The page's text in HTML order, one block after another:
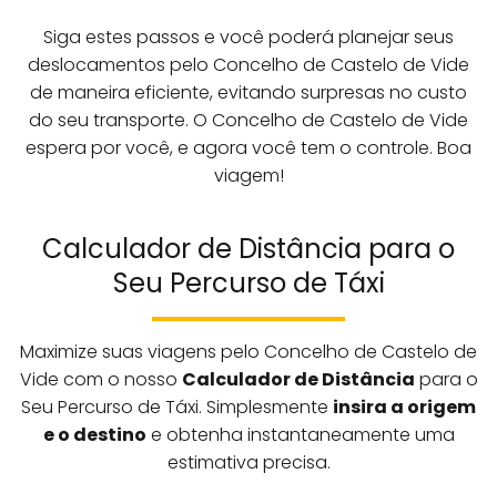
Siga estes passos e você poderá planejar seus
deslocamentos pelo Concelho de Castelo de Vide
de maneira eficiente, evitando surpresas no custo
do seu transporte. O Concelho de Castelo de Vide
espera por você, e agora você tem o controle. Boa
viagem!
Calculador de Distância para o
Seu Percurso de Táxi
Maximize suas viagens pelo Concelho de Castelo de
Vide com o nosso Calculador de Distância para o
Seu Percurso de Táxi. Simplesmente insira a origem
e o destino e obtenha instantaneamente uma
estimativa precisa.